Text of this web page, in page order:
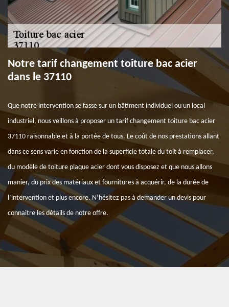
Notre tarif changement toiture bac acier
dans le 37110
Que notre intervention se fasse sur un bâtiment individuel ou un local
industriel, nous veillons à proposer un tarif changement toiture bac acier
37110 raisonnable et à la portée de tous. Le coût de nos prestations allant
dans ce sens varie en fonction de la superficie totale du toit à remplacer,
du modèle de toiture plaque acier dont vous disposez et que nous allons
manier, du prix des matériaux et fournitures à acquérir, de la durée de
l’intervention et plus encore. N’hésitez pas à demander un devis pour
connaitre les détails de notre offre.